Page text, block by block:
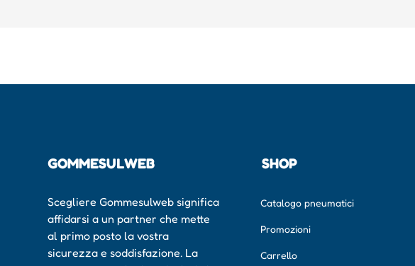
GOMMESULWEB
Scegliere Gommesulweb significa
affidarsi a un partner che mette
al primo posto la vostra
sicurezza e soddisfazione. La
SHOP
Catalogo pneumatici
Promozioni
Carrello